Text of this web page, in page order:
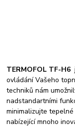
TERMOFOL TF-H6
ovládání Vašeho
techniků nám
nadstandartními
minimalizujte
nabízející mnoho